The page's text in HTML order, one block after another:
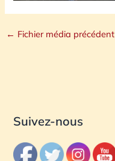
← Fichier média précédent
Suivez-nous